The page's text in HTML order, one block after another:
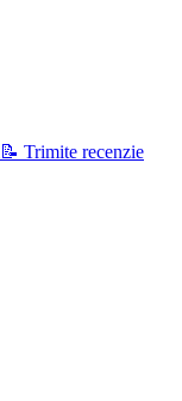
📝 Trimite recenzie